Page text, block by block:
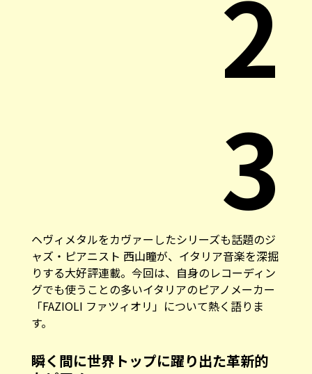
3
ャズ・ピアニスト 西山瞳が、イタリア音楽を深掘
りする大好評連載。今回は、自身のレコーディン
グでも使うことの多いイタリアのピアノメーカー
「FAZIOLI ファツィオリ」について熱く語りま
す。
なピアノ